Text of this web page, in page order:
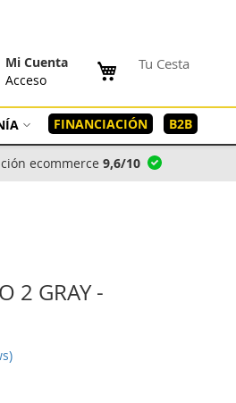
Tu Cesta
Mi Cuenta
Acceso
FINANCIACIÓN B2B
ecommerce 9,6/10
2 GRAY -